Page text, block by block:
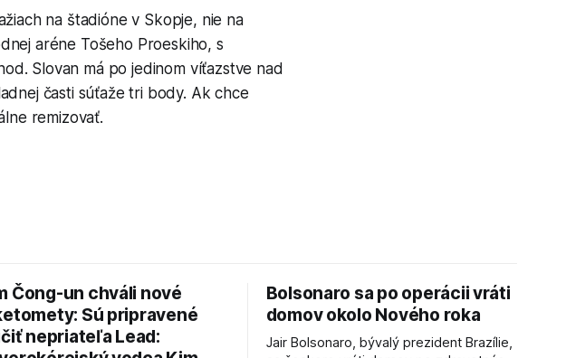
na štadióne v Skopje, nie na
aréne Tošeho Proeskiho, s
Slovan má po jedinom víťazstve nad
časti súťaže tri body. Ak chce
remizovať.
Čong-un chváli nové
Sú pripravené
nepriateľa Lead:
Bolsonaro sa po operácii vráti
domov okolo Nového roka
Jair Bolsonaro, bývalý prezident Brazílie,